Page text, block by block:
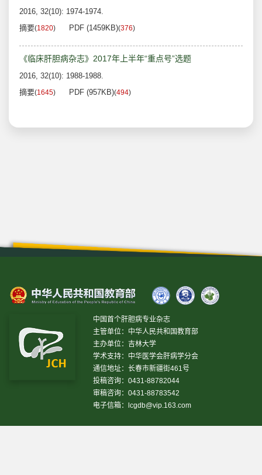
2016, 32(10): 1974-1974.
摘要(1820) PDF (1459KB)(376)
《临床肝胆病杂志》2017年上半年“重点号”选题
2016, 32(10): 1988-1988.
摘要(1645) PDF (957KB)(494)
中国首个肝胆病专业杂志
主管单位：中华人民共和国教育部
主办单位：吉林大学
学术支持：中华医学会肝病学分会
通信地址：长春市新疆街461号
投稿咨询：0431-88782044
审稿咨询：0431-88783542
电子信箱：
lcgdb@vip.163.com